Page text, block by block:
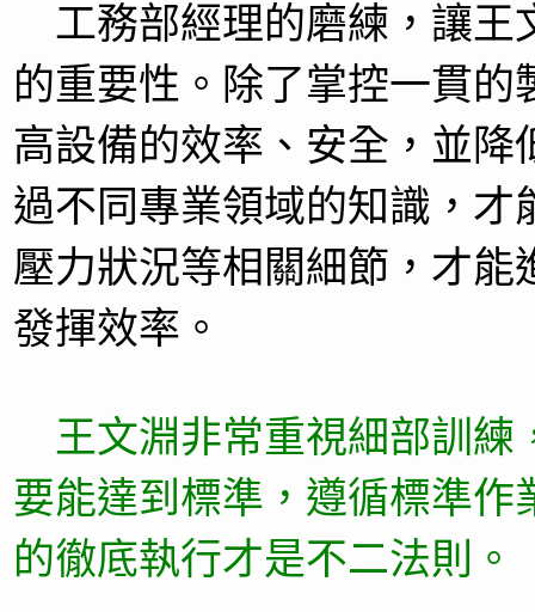
工務部經理的磨練，讓王
的重要性。除了掌控一貫的
高設備的效率、安全，並降
過不同專業領域的知識，才
壓力狀況等相關細節，才能
發揮效率。
王文淵非常重視細部訓練
要能達到標準，遵循標準作
的徹底執行才是不二法則。